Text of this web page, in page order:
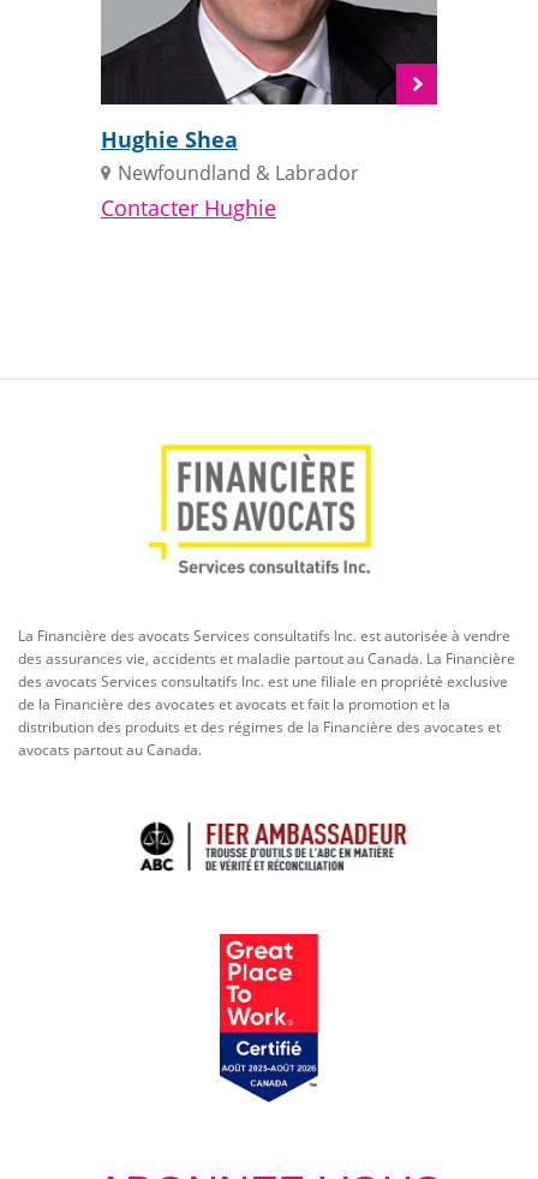
Voir
Hughie Shea
Newfoundland & Labrador
Contacter Hughie
La Financière des avocats Services consultatifs Inc. est autorisée à vendre
des assurances vie, accidents et maladie partout au Canada. La Financière
des avocats Services consultatifs Inc. est une filiale en propriété exclusive
de la Financière des avocates et avocats et fait la promotion et la
distribution des produits et des régimes de la Financière des avocates et
avocats partout au Canada.